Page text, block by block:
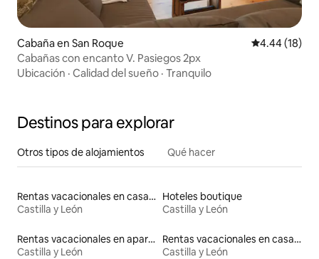
Cabaña en San Roque Calificación
4.44 (18)
Cabañas con encanto V. Pasiegos 2px
Ubicación · Calidad del sueño · Tranquilo
Destinos para explorar
Otros tipos de alojamientos Qué hacer
Rentas vacacionales en casas rodantes
Castilla y León
Hoteles boutique
Castilla y León
Rentas vacacionales en apartoteles
Castilla y León
Rentas vacacionales en casas con inodoro de altura accesible
Castilla y León